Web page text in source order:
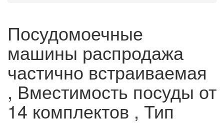
Посудомоечные
машины распродажа
частично встраиваемая
, Вместимость посуды от
14 комплектов , Тип